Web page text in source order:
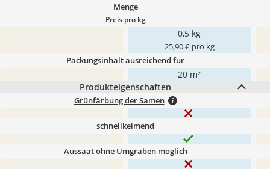
Menge
Preis pro kg
0,5 kg
25,90 € pro kg
Packungsinhalt ausreichend für
20 m²
Produkteigenschaften
Grünfärbung der Samen
schnellkeimend
Aussaat ohne Umgraben möglich